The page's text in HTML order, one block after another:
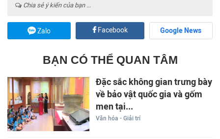
Chia sẻ ý kiến của bạn ...
Zalo Facebook Google News
BẠN CÓ THỂ QUAN TÂM
Đặc sắc không gian trưng bày
về bảo vật quốc gia và gốm
men tại...
Văn hóa - Giải trí